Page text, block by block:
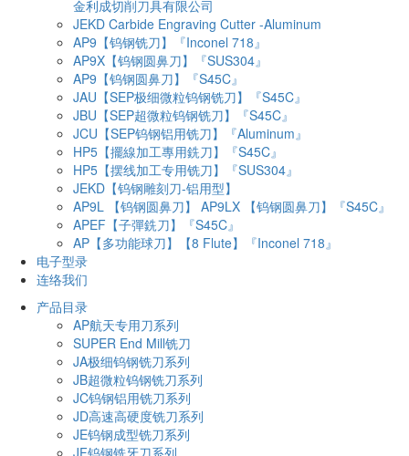
金利成切削刀具有限公司
JEKD Carbide Engraving Cutter -Aluminum
AP9【钨钢铣刀】『Inconel 718』
AP9X【钨钢圆鼻刀】『SUS304』
AP9【钨钢圆鼻刀】『S45C』
JAU【SEP极细微粒钨钢铣刀】『S45C』
JBU【SEP超微粒钨钢铣刀】『S45C』
JCU【SEP钨钢铝用铣刀】『Aluminum』
HP5【擺線加工專用銑刀】『S45C』
HP5【摆线加工专用铣刀】『SUS304』
JEKD【钨钢雕刻刀-铝用型】
AP9L 【钨钢圆鼻刀】 AP9LX 【钨钢圆鼻刀】『S45C』
APEF【子彈銑刀】『S45C』
AP【多功能球刀】【8 Flute】『Inconel 718』
电子型录
连络我们
产品目录
AP航天专用刀系列
SUPER End Mill铣刀
JA极细钨钢铣刀系列
JB超微粒钨钢铣刀系列
JC钨钢铝用铣刀系列
JD高速高硬度铣刀系列
JE钨钢成型铣刀系列